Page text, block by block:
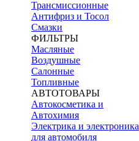
Трансмиссионные
Антифриз и Тосол
Смазки
ФИЛЬТРЫ
Масляные
Воздушные
Салонные
Топливные
АВТОТОВАРЫ
Автокосметика и
Автохимия
Электрика и электроника
для автомобиля